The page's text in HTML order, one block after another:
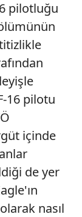
pilotluğu
16 pilotu
içinde
de yer
nasıl